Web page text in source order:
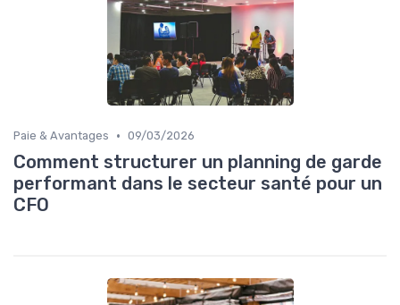
Paie & Avantages • 09/03/2026
Comment structurer un planning de garde
performant dans le secteur santé pour un
CFO